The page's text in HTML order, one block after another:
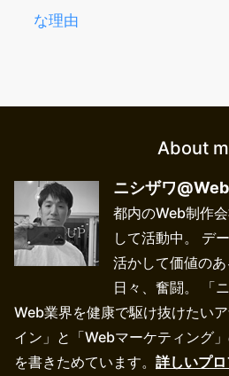
な理由
About
ニシザワ
都内のWeb制作
して活動中。 デ
活かして価値の
日々、奮闘。 「
Web業界を健康で駆け抜けたい
イン」と「Webマーケティング
を書きためています。 詳しいプ